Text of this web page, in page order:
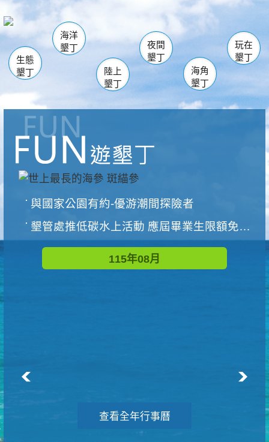
南仁湖
海生館
恆春 佳樂水
龍鑾潭自然中心 森林遊樂區
瓊麻館
關山 墾管處遊客中心
社頂公園 風吹沙
船帆石
白砂 龍磐公園
香蕉灣
砂島
鵝鑾鼻
生態
墾丁
海洋
墾丁
陸上
墾丁
夜間
墾丁
海角
墾丁
玩在
墾丁
與國家公園有約-優游潮間探險者
墾管處推低碳水上活動 應屆畢業生限額免費參加
115年08月
查看全年行事曆